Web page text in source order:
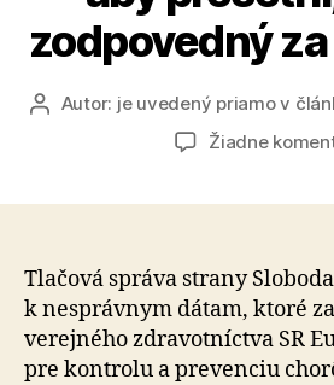
zodpovedný
AutorAutor: je uvedený priamo v
Žiadne
Tlačová správa strany
k nesprávnym dátam, ktoré
verejného zdravotníctva SR
pre kontrolu a prevenciu